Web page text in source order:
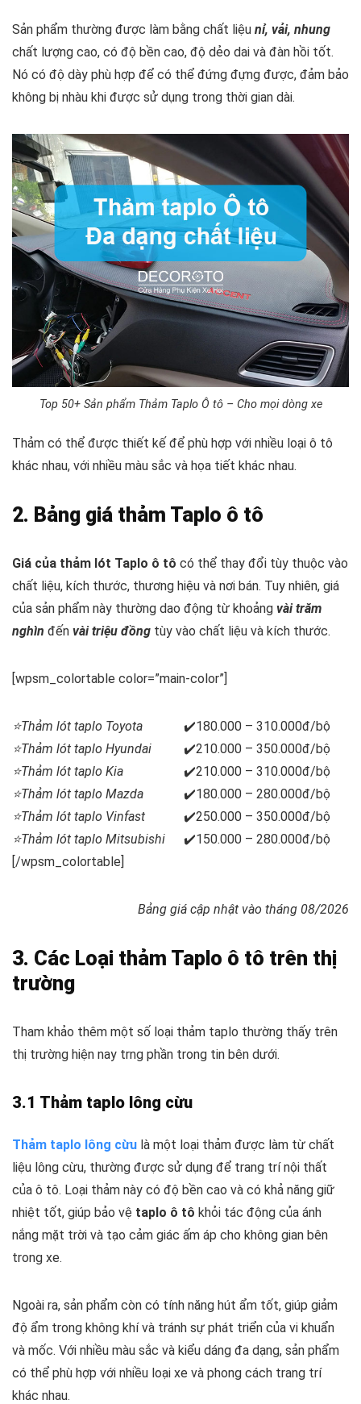
Sản phẩm thường được làm bằng chất liệu nỉ, vải, nhung
chất lượng cao, có độ bền cao, độ dẻo dai và đàn hồi tốt.
Nó có độ dày phù hợp để có thể đứng đựng được, đảm bảo
không bị nhàu khi được sử dụng trong thời gian dài.
Top 50+ Sản phẩm Thảm Taplo Ô tô – Cho mọi dòng xe
Thảm có thể được thiết kế để phù hợp với nhiều loại ô tô
khác nhau, với nhiều màu sắc và họa tiết khác nhau.
2. Bảng giá thảm Taplo ô tô
Giá của thảm lót Taplo ô tô có thể thay đổi tùy thuộc vào
chất liệu, kích thước, thương hiệu và nơi bán. Tuy nhiên, giá
của sản phẩm này thường dao động từ khoảng vài trăm
nghìn đến vài triệu đồng tùy vào chất liệu và kích thước.
[wpsm_colortable color=”main-color”]
⭐Thảm lót taplo Toyota
✔️180.000 – 310.000đ/bộ
⭐Thảm lót taplo Hyundai
✔️210.000 – 350.000đ/bộ
⭐Thảm lót taplo Kia
✔️210.000 – 310.000đ/bộ
⭐Thảm lót taplo Mazda
✔️180.000 – 280.000đ/bộ
⭐Thảm lót taplo Vinfast
✔️250.000 – 350.000đ/bộ
⭐Thảm lót taplo Mitsubishi
✔️150.000 – 280.000đ/bộ
[/wpsm_colortable]
Bảng giá cập nhật vào tháng 08/2026
3. Các Loại thảm Taplo ô tô trên thị
trường
Tham khảo thêm một số loại thảm taplo thường thấy trên
thị trường hiện nay trng phần trong tin bên dưới.
3.1 Thảm taplo lông cừu
Thảm taplo lông cừu là một loại thảm được làm từ chất
liệu lông cừu, thường được sử dụng để trang trí nội thất
của ô tô. Loại thảm này có độ bền cao và có khả năng giữ
nhiệt tốt, giúp bảo vệ taplo ô tô khỏi tác động của ánh
nắng mặt trời và tạo cảm giác ấm áp cho không gian bên
trong xe.
Ngoài ra, sản phẩm còn có tính năng hút ẩm tốt, giúp giảm
độ ẩm trong không khí và tránh sự phát triển của vi khuẩn
và mốc. Với nhiều màu sắc và kiểu dáng đa dạng, sản phẩm
có thể phù hợp với nhiều loại xe và phong cách trang trí
khác nhau.